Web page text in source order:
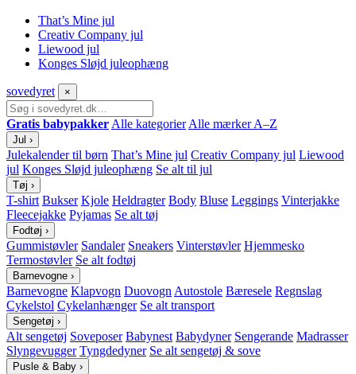
That’s Mine jul
Creativ Company jul
Liewood jul
Konges Sløjd juleophæng
sovedyret ×
Gratis babypakker Alle kategorier Alle mærker A–Z
Jul ›
Julekalender til børn That’s Mine jul Creativ Company jul Liewood
jul Konges Sløjd juleophæng Se alt til jul
Tøj ›
T-shirt Bukser Kjole Heldragter Body Bluse Leggings Vinterjakke
Fleecejakke Pyjamas Se alt tøj
Fodtøj ›
Gummistøvler Sandaler Sneakers Vinterstøvler Hjemmesko
Termostøvler Se alt fodtøj
Barnevogne ›
Barnevogne Klapvogn Duovogn Autostole Bæresele Regnslag
Cykelstol Cykelanhænger Se alt transport
Sengetøj ›
Alt sengetøj Soveposer Babynest Babydyner Sengerande Madrasser
Slyngevugger Tyngdedyner Se alt sengetøj & sove
Pusle & Baby ›